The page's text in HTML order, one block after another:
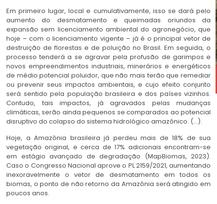
Em primeiro lugar, local e cumulativamente, isso se dará pelo
aumento do desmatamento e queimadas oriundos da
expansão sem licenciamento ambiental do agronegócio, que
hoje – com o licenciamento vigente – já é o principal vetor de
destruição de florestas e de poluição no Brasil. Em seguida, o
processo tenderá a se agravar pela profusão de garimpos e
novos empreendimentos industriais, minerários e energéticos
de médio potencial poluidor, que não mais terão que remediar
ou prevenir seus impactos ambientais, e cujo efeito conjunto
será sentido pela população brasileira e dos países vizinhos.
Contudo, tais impactos, já agravados pelas mudanças
climáticas, serão ainda pequenos se comparados ao potencial
disruptivo do colapso do sistema hidrológico amazônico. (…).
Hoje, a Amazônia brasileira já perdeu mais de 18% de sua
vegetação original, e cerca de 17% adicionais encontram-se
em estágio avançado de degradação (MapBiomas, 2023).
Caso o Congresso Nacional aprove o PL 2159/2021, aumentando
inexoravelmente o vetor de desmatamento em todos os
biomas, o ponto de não retorno da Amazônia será atingido em
poucos anos.